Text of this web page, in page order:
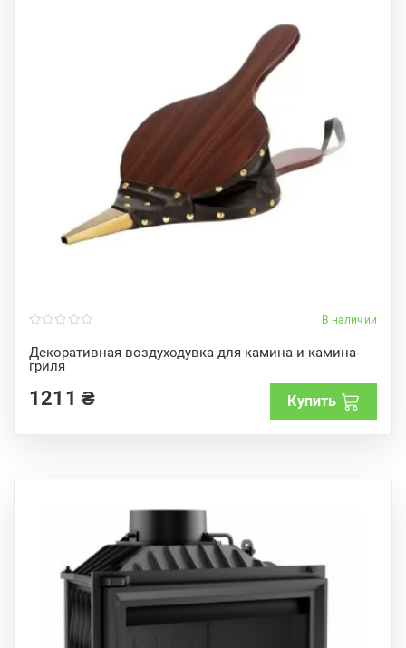
В наличии
Декоративная воздуходувка для камина и камина-
гриля
o
u
t
f1211 ₴ Купить